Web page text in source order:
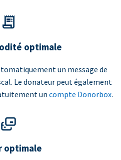
optimale
un message de
Le donateur peut également
un compte Donorbox.
optimale